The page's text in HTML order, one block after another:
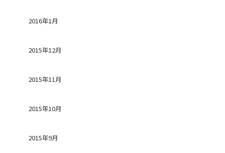
2016年1月
2015年12月
2015年11月
2015年10月
2015年9月